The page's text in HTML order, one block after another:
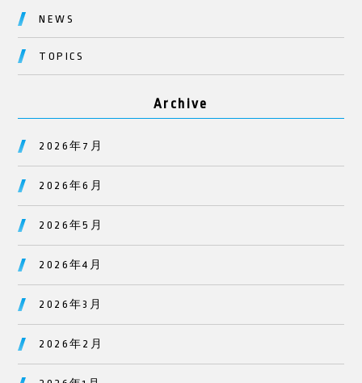
NEWS
TOPICS
Archive
2026年7月
2026年6月
2026年5月
2026年4月
2026年3月
2026年2月